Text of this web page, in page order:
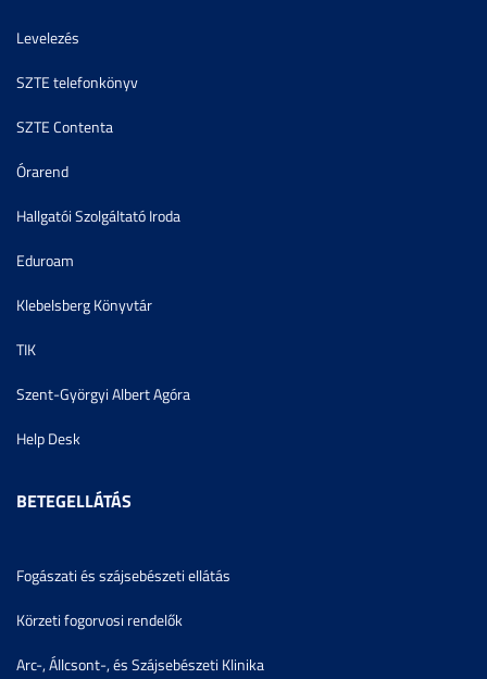
Levelezés
SZTE telefonkönyv
SZTE Contenta
Órarend
Hallgatói Szolgáltató Iroda
Eduroam
Klebelsberg Könyvtár
TIK
Szent-Györgyi Albert Agóra
Help Desk
BETEGELLÁTÁS
Fogászati és szájsebészeti ellátás
Körzeti fogorvosi rendelők
Arc-, Állcsont-, és Szájsebészeti Klinika